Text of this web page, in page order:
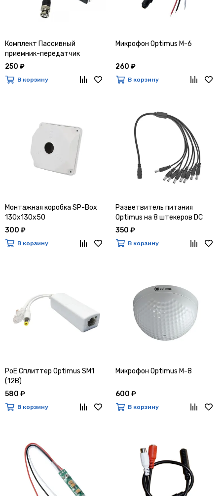
Комплект Пассивный
приемник-передатчик
Optimus B-2T (AHD/TVI/CVI)
250 ₽
В корзину
Микрофон Optimus M-6
260 ₽
В корзину
Монтажная коробка SP-Box
130x130x50
300 ₽
В корзину
Разветвитель питания
Optimus на 8 штекеров DC
350 ₽
В корзину
PoE Сплиттер Optimus SM1
(12B)
580 ₽
В корзину
Микрофон Optimus M-8
600 ₽
В корзину